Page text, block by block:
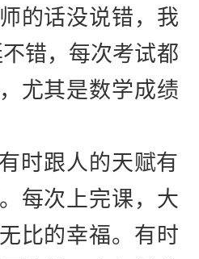
的话没说错，我
错，每次考试都
尤其是数学成绩
时跟人的天赋有
每次上完课，大
比的幸福。 有时